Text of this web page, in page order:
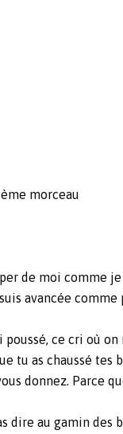
morceau
de moi comme
avancée
poussé, ce cri où
tu as chaussé
donnez. Parce
dire au gamin des